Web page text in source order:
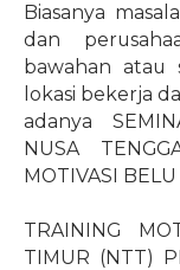
Biasanya
dan
bawahan atau
lokasi bekerja
adanya
NUSA
MOTIVASI
TRAINING
TIMUR (NTT)